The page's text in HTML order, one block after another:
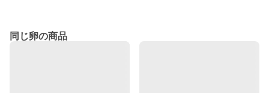
同じ卵の商品